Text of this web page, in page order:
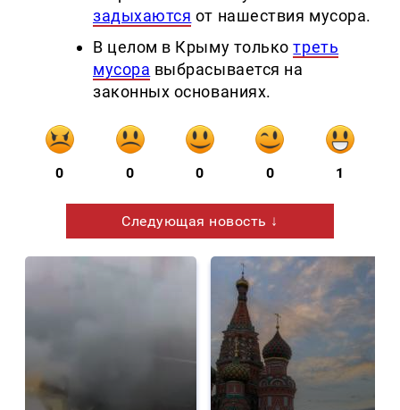
задыхаются от нашествия мусора.
В целом в Крыму толькотреть
мусора выбрасывается на
законных основаниях.
0 0 0 0 1
Следующая новость ↓